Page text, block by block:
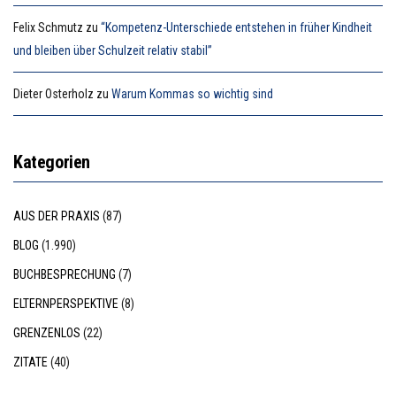
Felix Schmutz zu “Kompetenz-Unterschiede entstehen in früher Kindheit
und bleiben über Schulzeit relativ stabil”
Dieter Osterholz zu Warum Kommas so wichtig sind
Kategorien
AUS DER PRAXIS (87)
BLOG (1.990)
BUCHBESPRECHUNG (7)
ELTERNPERSPEKTIVE (8)
GRENZENLOS (22)
ZITATE (40)